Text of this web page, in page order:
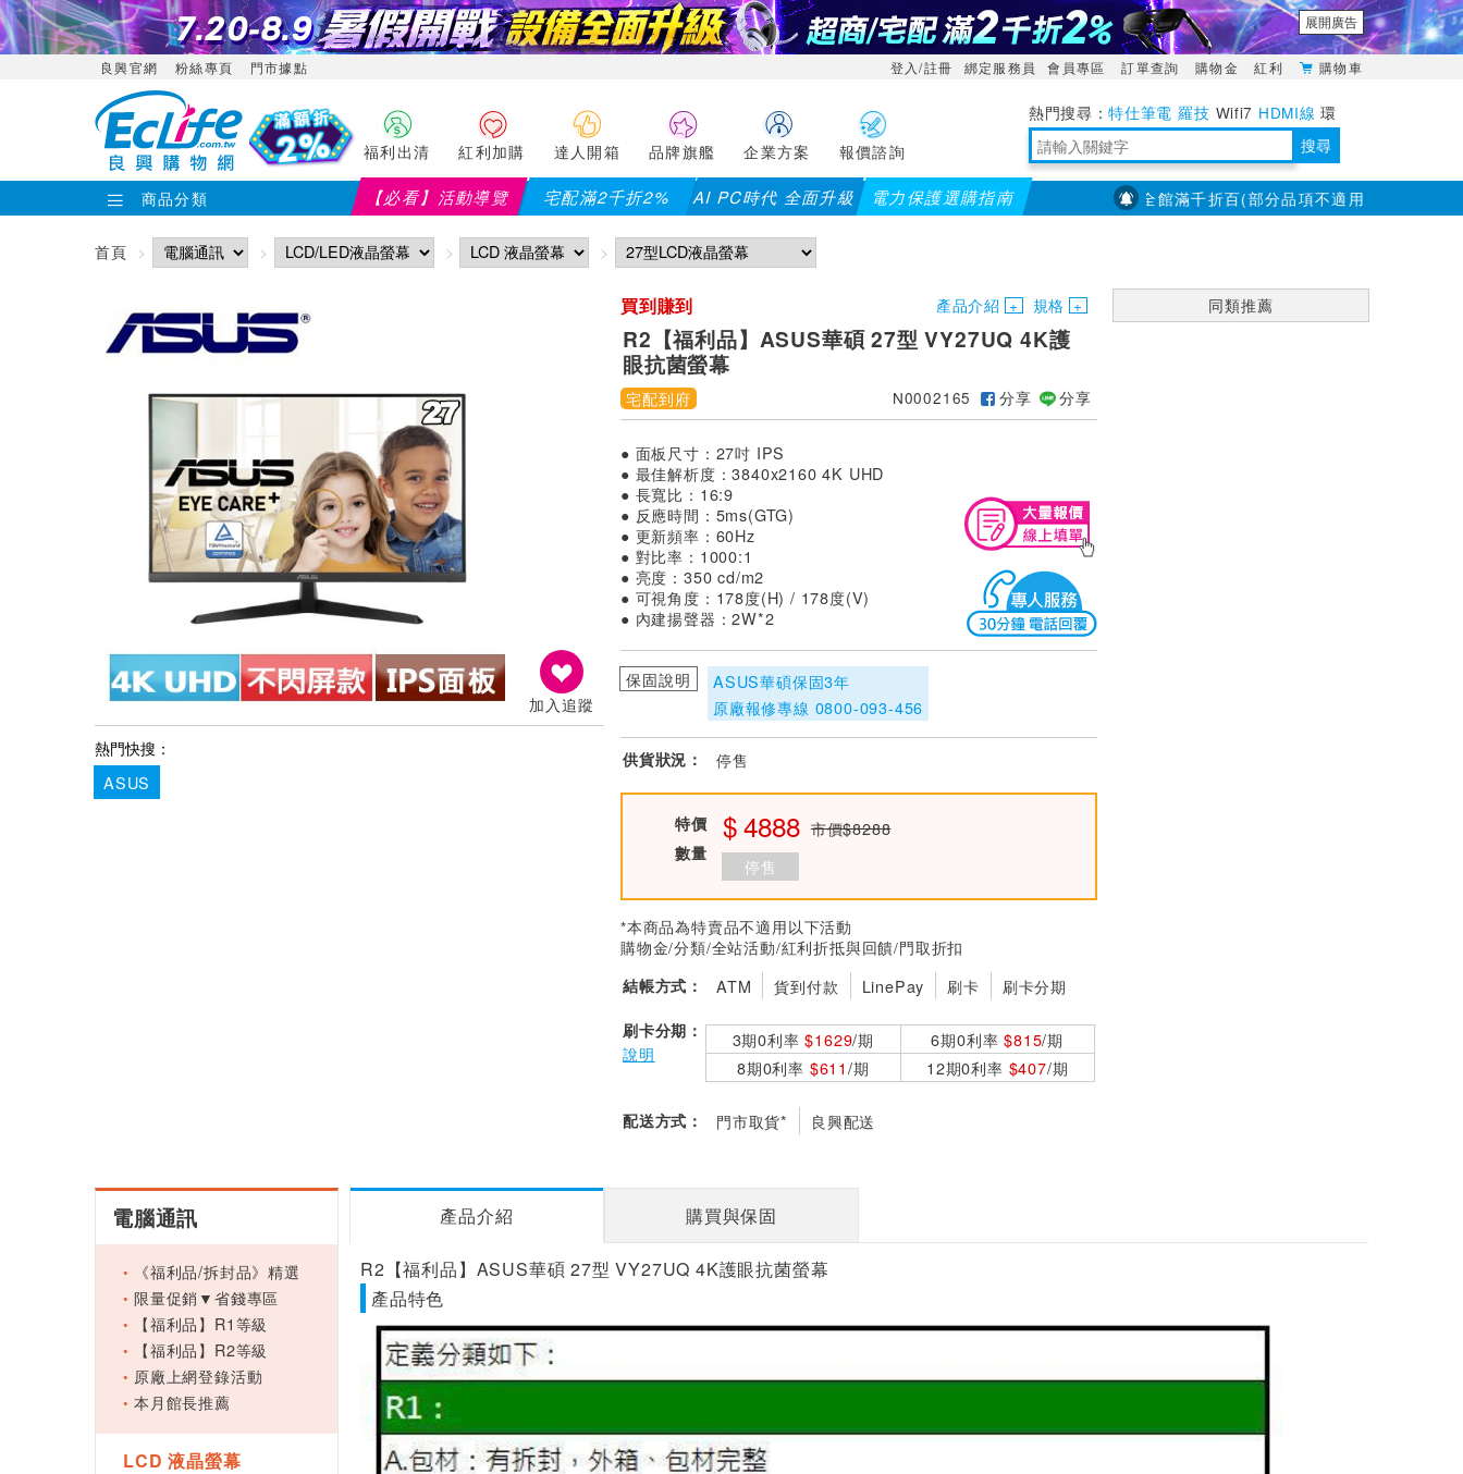
展開廣告
良興官網 粉絲專頁 門市據點 登入/註冊 綁定服務員 會員專區 訂單查詢 購物金 紅利 購物車
福利出清 紅利加購 達人開箱 品牌旗艦 企業方案 報價諮詢
特仕筆電 羅技 Wifi7 HDMI線 環
境量測 明緯POWER 搜尋
商品分類 【必看】活動導覽 宅配滿2千折2% AI PC時代 全面升級 電力保護選購指南【PX大通】全館滿千折百(部分品項不適用，滿2千折200...)
首頁
加入追蹤
熱門快搜：
ASUS
買到賺到 產品介紹 規格
R2【福利品】ASUS華碩 27型 VY27UQ 4K護
眼抗菌螢幕
宅配到府 N0002165 分享 分享
● 面板尺寸：27吋 IPS
● 最佳解析度：3840x2160 4K UHD
● 長寬比：16:9
● 反應時間：5ms(GTG)
● 更新頻率：60Hz
● 對比率：1000:1
● 亮度：350 cd/m2
● 可視角度：178度(H) / 178度(V)
● 內建揚聲器：2W*2
保固說明
ASUS華碩保固3年
原廠報修專線 0800-093-456
供貨狀況： 停售
特價 4888 市價$8288
數量
停售
*本商品為特賣品不適用以下活動
購物金/分類/全站活動/紅利折抵與回饋/門取折扣
結帳方式：
ATM 貨到付款 LinePay 刷卡 刷卡分期
刷卡分期：
說明
3期0利率$1629/期 6期0利率$815/期
8期0利率 $611/期 12期0利率 $407/期
配送方式： 門市取貨* 良興配送
同類推薦
電腦通訊
《福利品/拆封品》精選
限量促銷▼省錢專區
【福利品】R1等級
【福利品】R2等級
原廠上網登錄活動
本月館長推薦
LCD 液晶螢幕
產品介紹 購買與保固
R2【福利品】ASUS華碩 27型 VY27UQ 4K護眼抗菌螢幕
產品特色